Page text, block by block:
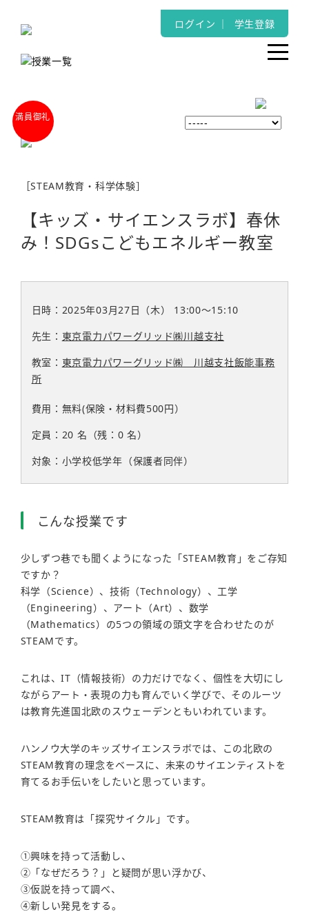
ログイン ｜ 学生登録
［STEAM教育・科学体験］
【キッズ・サイエンスラボ】春休
み！SDGsこどもエネルギー教室
日時：2025年03月27日（木） 13:00〜15:10
先生： 東京電力パワーグリッド㈱川越支社
教室： 東京電力パワーグリッド㈱ 川越支社飯能事務
所
費用：無料(保険・材料費500円）
定員：20 名 （残：0 名）
対象：小学校低学年（保護者同伴）
こんな授業です
少しずつ巷でも聞くようになった「STEAM教育」をご存知
ですか？
科学（Science）、技術（Technology）、工学
（Engineering）、アート（Art）、数学
（Mathematics）の5つの領域の頭文字を合わせたのが
STEAMです。
これは、IT（情報技術）の力だけでなく、個性を大切にし
ながらアート・表現の力も育んでいく学びで、そのルーツ
は教育先進国北欧のスウェーデンともいわれています。
ハンノウ大学のキッズサイエンスラボでは、この北欧の
STEAM教育の理念をベースに、未来のサイエンティストを
育てるお手伝いをしたいと思っています。
STEAM教育は「探究サイクル」です。
①興味を持って活動し、
②「なぜだろう？」と疑問が思い浮かび、
③仮説を持って調べ、
④新しい発見をする。